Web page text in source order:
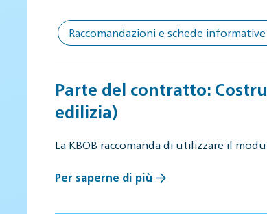
Raccomandazioni e schede informative
Parte del contratto:
edilizia)
La KBOB raccomanda di utilizzare il
Per saperne di più